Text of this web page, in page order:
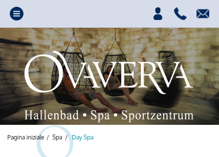
Pagina iniziale / Spa / Day Spa